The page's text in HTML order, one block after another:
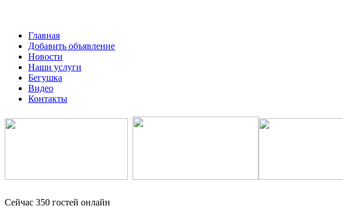
Главная
Добавить объявление
Новости
Наши услуги
Бегушка
Видео
Контакты
Сейчас 350 гостей онлайн